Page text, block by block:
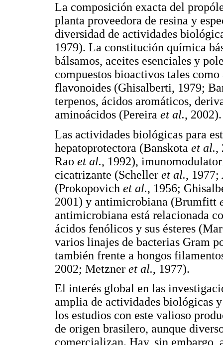
La composición exacta del
planta proveedora de resina y
diversidad de actividades
1979). La constitución química
bálsamos, aceites esenciales y
compuestos bioactivos tales
flavonoides (Ghisalberti, 1979;
terpenos, ácidos aromáticos,
aminoácidos (Pereira et al., 2002).
Las actividades biológicas para
hepatoprotectora (Banskota et al.,
Rao et al., 1992),
cicatrizante (Scheller et al., 1977;
(Prokopovich et al., 1956;
2001) y antimicrobiana (Brumfitt
antimicrobiana está relacionada
ácidos fenólicos y sus ésteres
varios linajes de bacterias Gram
también frente a hongos
2002; Metzner et al., 1977).
El interés global en las
amplia de actividades biológicas
los estudios con este valioso
de origen brasilero, aunque
comercializan. Hay, sin embargo,